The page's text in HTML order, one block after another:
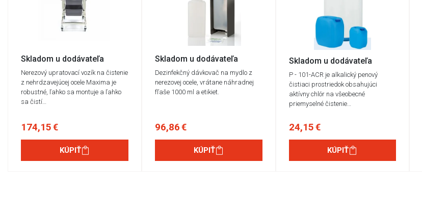
Skladom u dodávateľa
Nerezový upratovací vozík na čistenie
z nehrdzavejúcej ocele Maxima je
robustné, ľahko sa montuje a ľahko
sa čistí…
174,15 €
KÚPIŤ
Skladom u dodávateľa
Dezinfekčný dávkovač na mydlo z
nerezovej ocele, vrátane náhradnej
fľaše 1000 ml a etikiet.
96,86 €
KÚPIŤ
Skladom u dodávateľa
P - 101-ACR je alkalický penový
čistiaci prostriedok obsahujúci
aktívny chlór na všeobecné
priemyselné čistenie…
24,15 €
KÚPIŤ